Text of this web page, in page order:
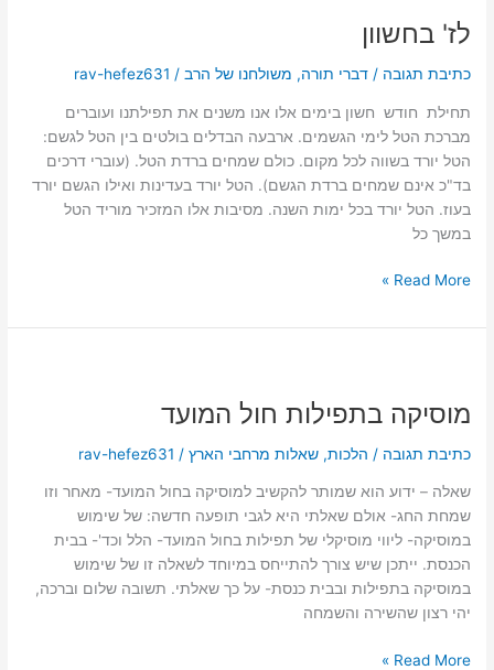
לז' בחשוון
כתיבת תגובה /דברי תורה, משולחנו של הרב /
rav-hefez631
תחילת חודש חשון בימים אלו אנו משנים את תפילתנו ועוברים
מברכת הטל לימי הגשמים. ארבעה הבדלים בולטים בין הטל לגשם:
הטל יורד בשווה לכל מקום. כולם שמחים ברדת הטל. (עוברי דרכים
בד"כ אינם שמחים ברדת הגשם). הטל יורד בעדינות ואילו הגשם יורד
בעוז. הטל יורד בכל ימות השנה. מסיבות אלו המזכיר מוריד הטל
במשך כל
Read More »
מוסיקה בתפילות חול המועד
כתיבת תגובה / הלכות,שאלות מרחבי הארץ /
rav-hefez631
שאלה – ידוע הוא שמותר להקשיב למוסיקה בחול המועד- מאחר וזו
שמחת החג- אולם שאלתי היא לגבי תופעה חדשה: של שימוש
במוסיקה- ליווי מוסיקלי של תפילות בחול המועד- הלל וכד'- בבית
הכנסת. ייתכן שיש צורך להתייחס במיוחד לשאלה זו של שימוש
במוסיקה בתפילות ובבית כנסת- על כך שאלתי. תשובה שלום וברכה,
יהי רצון שהשירה והשמחה
חול
Read More »